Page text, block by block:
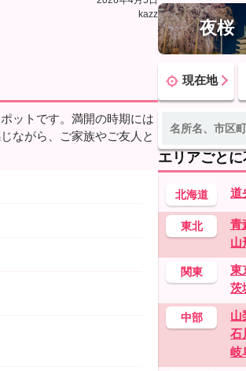
kazz
ットです。満開の時期には
ながら、ご家族やご友人と
夜桜
現在地
エリアごと
北海道 道
東北 青
山
関東 東
茨
中部 山
石
岐